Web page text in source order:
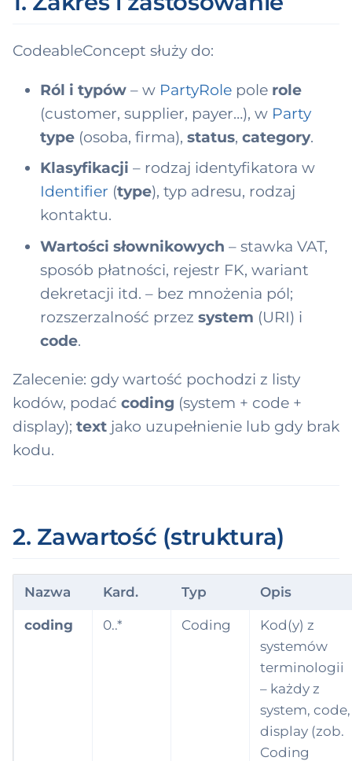
CodeableConcept służy do:
Ról i typów – w PartyRole pole role
(customer, supplier, payer…), w Party
type (osoba, firma),status,category.
Klasyfikacji – rodzaj identyfikatora w
Identifier (type), typ adresu, rodzaj
kontaktu.
Wartości słownikowych – stawka VAT,
sposób płatności, rejestr FK, wariant
dekretacji itd. – bez mnożenia pól;
rozszerzalność przezsystem (URI) i
code.
Zalecenie: gdy wartość pochodzi z listy
kodów, podać coding (system + code +
display); text jako uzupełnienie lub gdy brak
kodu.
2. Zawartość (struktura)
Nazwa Kard. Typ Opis
coding 0..* Coding
Kod(y) z
systemów
terminologii
– każdy z
system, code,
display (zob.
Coding